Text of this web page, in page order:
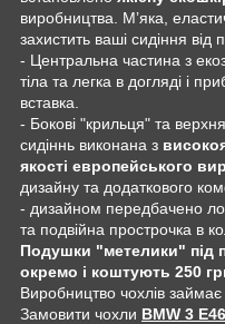
виробництва. Мʼяка,
захистить ваші сидіння
- Центральна частина з
тіла та легка в догляді і
вставка.
- Бокові "крильця" та
сидіннь виконана з
якості европейського
дизайну та додаткового
- дизайном передбачено
та подвійна прострочка в
Подушки "метелики" під
окремо і коштують 250
Виробництво чохлів займає
Замовити чохли BMW 3